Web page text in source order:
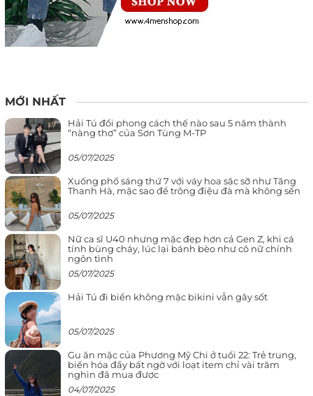
MỚI NHẤT
Hải Tú đổi phong cách thế nào sau 5 năm thành
“nàng thơ” của Sơn Tùng M-TP
05/07/2025
Xuống phố sáng thứ 7 với váy hoa sặc sỡ như Tăng
Thanh Hà, mặc sao để trông điệu đà mà không sến
05/07/2025
Nữ ca sĩ U40 nhưng mặc đẹp hơn cả Gen Z, khi cá
tính bùng cháy, lúc lại bánh bèo như cô nữ chính
ngôn tình
05/07/2025
Hải Tú đi biển không mặc bikini vẫn gây sốt
05/07/2025
Gu ăn mặc của Phương Mỹ Chi ở tuổi 22: Trẻ trung,
biến hóa đầy bất ngờ với loạt item chỉ vài trăm
nghìn đã mua được
04/07/2025